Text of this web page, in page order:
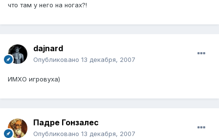
что там у него на ногах?!
dajnard
Опубликовано 13 декабря, 2007
ИМХО игровуха)
Падре Гонзалес
Опубликовано 13 декабря, 2007